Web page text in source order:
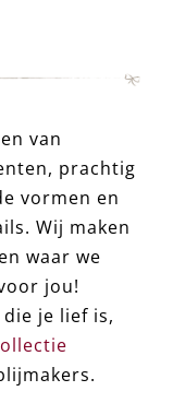
van
prachtig
vormen en
Wij maken
waar we
jou!
je lief is,